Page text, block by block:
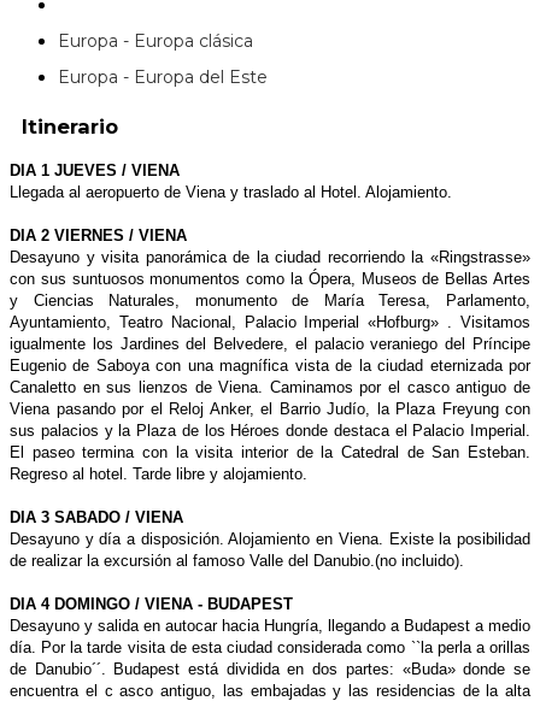
Europa - Europa clásica
Europa - Europa del Este
Itinerario
DIA 1 JUEVES / VIENA
Llegada al aeropuerto de Viena y traslado al Hotel. Alojamiento.
DIA 2 VIERNES / VIENA
Desayuno y visita panorámica de la ciudad recorriendo la «Ringstrasse»
con sus suntuosos monumentos como la Ópera, Museos de Bellas Artes
y Ciencias Naturales, monumento de María Teresa, Parlamento,
Ayuntamiento, Teatro Nacional, Palacio Imperial «Hofburg» . Visitamos
igualmente los Jardines del Belvedere, el palacio veraniego del Príncipe
Eugenio de Saboya con una magnífica vista de la ciudad eternizada por
Canaletto en sus lienzos de Viena. Caminamos por el casco antiguo de
Viena pasando por el Reloj Anker, el Barrio Judío, la Plaza Freyung con
sus palacios y la Plaza de los Héroes donde destaca el Palacio Imperial.
El paseo termina con la visita interior de la Catedral de San Esteban.
Regreso al hotel. Tarde libre y alojamiento.
DIA 3 SABADO / VIENA
Desayuno y día a disposición. Alojamiento en Viena. Existe la posibilidad
de realizar la excursión al famoso Valle del Danubio.(no incluido).
DIA 4 DOMINGO / VIENA - BUDAPEST
Desayuno y salida en autocar hacia Hungría, llegando a Budapest a medio
día. Por la tarde visita de esta ciudad considerada como ``la perla a orillas
de Danubio´´. Budapest está dividida en dos partes: «Buda» donde se
encuentra el casco antiguo, las embajadas y las residencias de la alta